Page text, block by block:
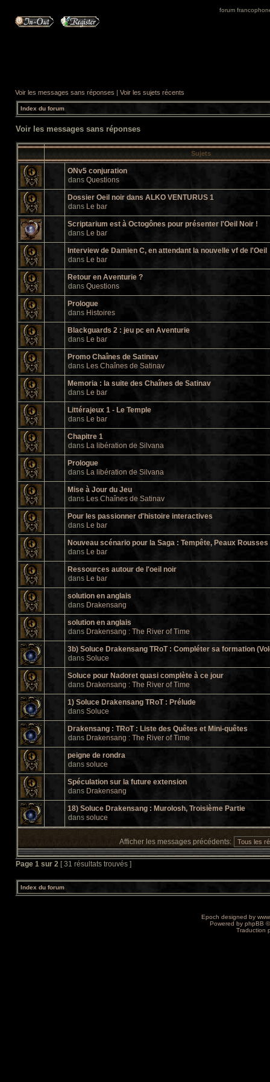
forum
Voir les messages sans réponses | Voir les sujets récents
Index du forum
Voir les messages sans réponses
Sujets
ONv5 conjuration
dans Questions
Dossier Oeil noir dans ALKO VENTURUS 1
dans Le bar
Scriptarium est à Octogônes pour présenter l'Oeil Noir !
dans Le bar
Interview de Damien C, en attendant la nouvelle vf de l'Oeil
dans Le bar
Retour en Aventurie ?
dans Questions
Prologue
dans Histoires
Blackguards 2 : jeu pc en Aventurie
dans Le bar
Promo Chaînes de Satinav
dans Les Chaînes de Satinav
Memoria : la suite des Chaînes de Satinav
dans Le bar
Littérajeux 1 - Le Temple
dans Le bar
Chapitre 1
dans La libération de Silvana
Prologue
dans La libération de Silvana
Mise à Jour du Jeu
dans Les Chaînes de Satinav
Pour les passionner d'histoire interactives
dans Le bar
Nouveau scénario pour la Saga : Tempête, Peaux Rousses
dans Le bar
Ressources autour de l'oeil noir
dans Le bar
solution en anglais
dans Drakensang
solution en anglais
dans Drakensang : The River of Time
3b) Soluce Drakensang TRoT : Compléter sa formation
dans Soluce
Soluce pour Nadoret quasi complète à ce jour
dans Drakensang : The River of Time
1) Soluce Drakensang TRoT : Prélude
dans Soluce
Drakensang : TRoT : Liste des Quêtes et Mini-quêtes
dans Drakensang : The River of Time
peigne de rondra
dans soluce
Spéculation sur la future extension
dans Drakensang
18) Soluce Drakensang : Murolosh, Troisième Partie
dans soluce
Afficher les messages précédents:
Page 1 sur 2 [ 31 résultats trouvés ]
Index du forum
Epoch designed by
Powered by phpBB
Traduction